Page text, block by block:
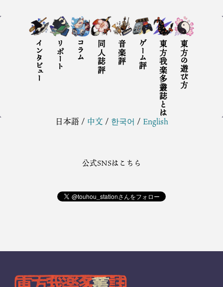
インタビュー リポート コラム 同人誌評 音楽評 ゲーム評 東方我楽多叢誌とは 東方の遊び方
日本語/ 中文 / 한국어 / English
公式SNSはこちら